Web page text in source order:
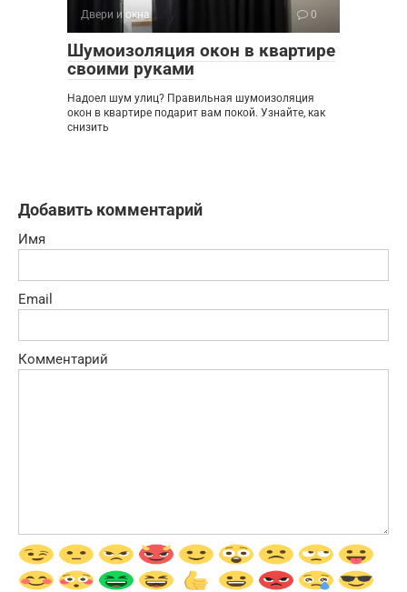
Двери и окна 0
Шумоизоляция окон в квартире
своими руками
Надоел шум улиц? Правильная шумоизоляция
окон в квартире подарит вам покой. Узнайте, как
снизить
Добавить комментарий
Имя
Email
Комментарий